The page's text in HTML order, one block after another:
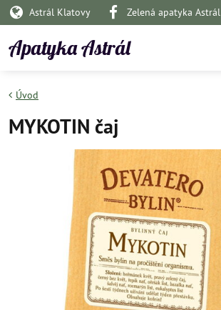
Astrál Klatovy Zelená apatyka Astrál
Apatyka Astrál
Úvod
MYKOTIN čaj